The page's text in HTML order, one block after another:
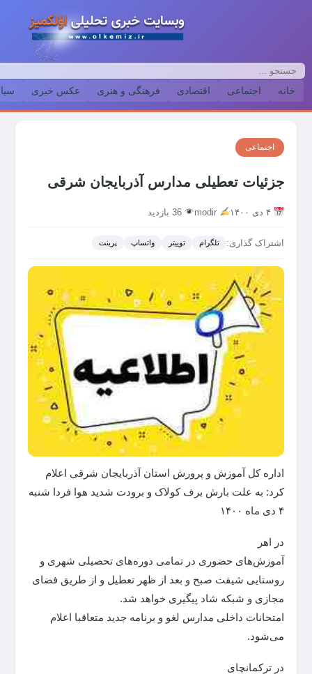
خانه اجتماعی اقتصادی فرهنگی و هنری عکس خبری
اجتماعی
جزئیات تعطیلی مدارس آذربایجان شرقی
36 بازدید
اشتراک گذاری: تلگرام توییتر واتساپ پرینت
اداره کل آموزش و پرورش استان آذربایجان شرقی اعلام
کرد: به علت بارش برف کولاک و برودت شدید هوا فردا شنبه
۴ دی ماه ۱۴۰۰
در اهر
آموزش‌های حضوری در تمامی دوره‌های تحصیلی شهری و
روستایی شیفت صبح و بعد از ظهر تعطیل و از طریق فضای
مجازی و شبکه شاد پیگیری خواهد شد.
امتحانات داخلی مدارس لغو و برنامه جدید متعاقبا اعلام
می‌شود.
در ترکمانچای